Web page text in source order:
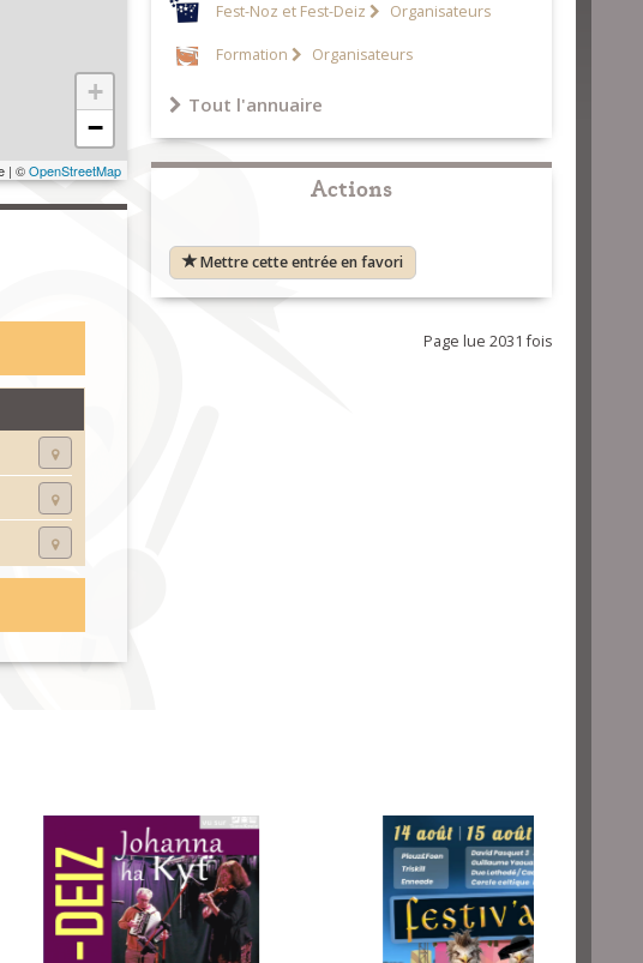
+
−
| ©OpenStreetMap
Fest-Noz et Fest-Deiz Organisateurs
Formation Organisateurs
Tout l'annuaire
Actions
Mettre cette entrée en favori
Page lue 2031 fois